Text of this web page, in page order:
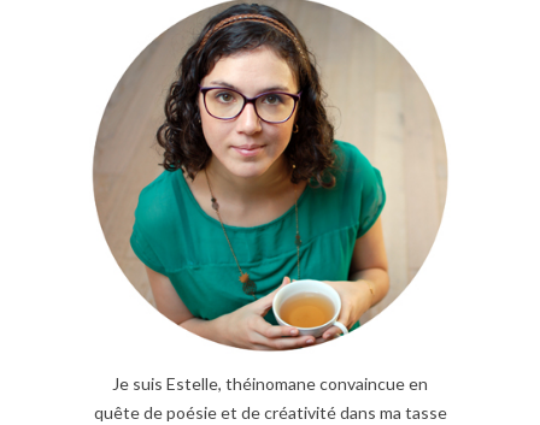
Je suis Estelle, théinomane convaincue en
quête de poésie et de créativité dans ma tasse